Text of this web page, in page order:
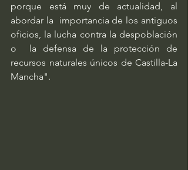
porque está muy de actualidad, al
abordar la  importancia de los antiguos
oficios, la lucha contra la despoblación
o  la defensa de la protección de
recursos naturales únicos de Castilla-La
Mancha".